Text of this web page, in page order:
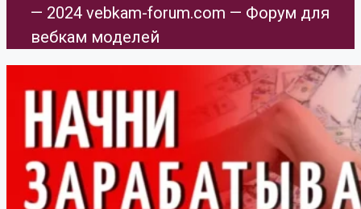
— 2024 vebkam-forum.com — Форум для
вебкам моделей